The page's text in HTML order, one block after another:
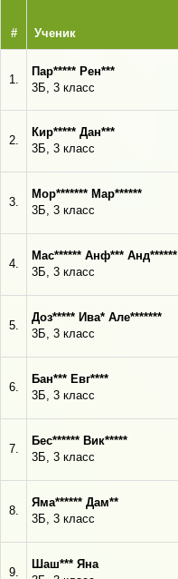
# Ученик
1.
Пар***** Рен***
3Б, 3 класс
2.
Кир***** Дан***
3Б, 3 класс
3.
Мор******* Мар******
3Б, 3 класс
4.
Мас****** Анф*** Анд******
3Б, 3 класс
5.
Доз***** Ива* Але*******
3Б, 3 класс
6.
Бан*** Евг****
3Б, 3 класс
7.
Бес****** Вик*****
3Б, 3 класс
8.
Яма****** Дам**
3Б, 3 класс
9.
Шаш*** Яна